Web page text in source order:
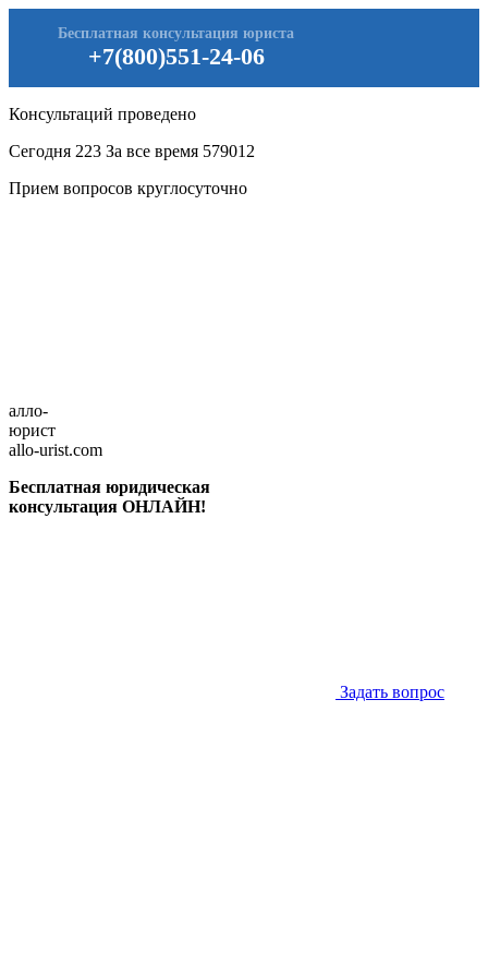
+7(800)551-24-06
Бесплатная консультация юриста
Консультаций проведено
Сегодня 223 За все время 579012
Прием вопросов круглосуточно
алло-
юрист
allo-urist.com
Бесплатная юридическая
консультация ОНЛАЙН!
Задать вопрос